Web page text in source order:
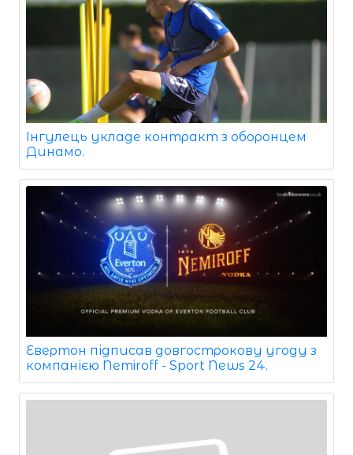
Інгулець укладе контракт з оборонцем
Динамо.
Евертон підписав довгострокову угоду з
компанією Nemiroff - Sport News 24.